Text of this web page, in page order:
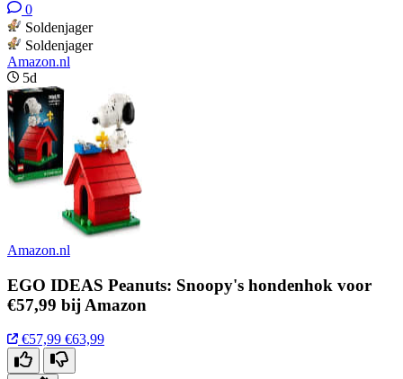
0
Soldenjager
Soldenjager
Amazon.nl
5d
Amazon.nl
EGO IDEAS Peanuts: Snoopy's hondenhok voor
€57,99 bij Amazon
€57,99 €63,99